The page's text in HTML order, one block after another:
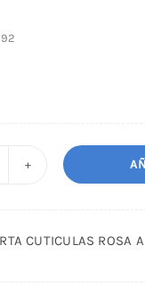
CUTICULAS ROSA